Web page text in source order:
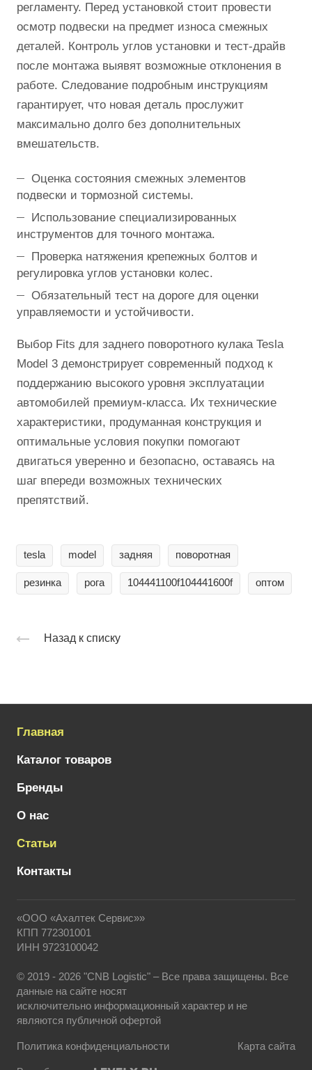
регламенту. Перед установкой стоит провести
осмотр подвески на предмет износа смежных
деталей. Контроль углов установки и тест-драйв
после монтажа выявят возможные отклонения в
работе. Следование подробным инструкциям
гарантирует, что новая деталь прослужит
максимально долго без дополнительных
вмешательств.
Оценка состояния смежных элементов
подвески и тормозной системы.
Использование специализированных
инструментов для точного монтажа.
Проверка натяжения крепежных болтов и
регулировка углов установки колес.
Обязательный тест на дороге для оценки
управляемости и устойчивости.
Выбор Fits для заднего поворотного кулака Tesla
Model 3 демонстрирует современный подход к
поддержанию высокого уровня эксплуатации
автомобилей премиум-класса. Их технические
характеристики, продуманная конструкция и
оптимальные условия покупки помогают
двигаться уверенно и безопасно, оставаясь на
шаг впереди возможных технических
препятствий.
tesla model задняя поворотная
резинка рога 104441100f104441600f оптом
Назад к списку
Главная
Каталог товаров
Бренды
О нас
Статьи
Контакты
«ООО «Ахалтек Сервис»»
КПП 772301001
ИНН 9723100042
© 2019 - 2026 "CNB Logistic" – Все права защищены. Все
данные на сайте носят
исключительно информационный характер и не
являются публичной офертой
Политика конфиденциальности Карта сайта